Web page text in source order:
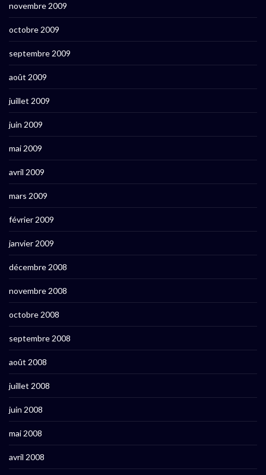
novembre 2009
octobre 2009
septembre 2009
août 2009
juillet 2009
juin 2009
mai 2009
avril 2009
mars 2009
février 2009
janvier 2009
décembre 2008
novembre 2008
octobre 2008
septembre 2008
août 2008
juillet 2008
juin 2008
mai 2008
avril 2008